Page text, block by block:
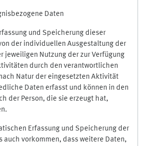
Daten
und Speicherung dieser
der individuellen Ausgestaltung der
jeweiligen Nutzung der zur Verfügung
durch den verantwortlichen
Natur der eingesetzten Aktivität
Daten erfasst und können in den
der Person, die sie erzeugt hat,
Erfassung und Speicherung der
auch vorkommen, dass weitere Daten,